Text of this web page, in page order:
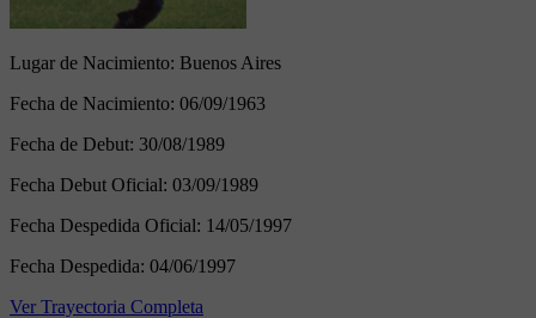
Lugar de Nacimiento: Buenos Aires
Fecha de Nacimiento: 06/09/1963
Fecha de Debut: 30/08/1989
Fecha Debut Oficial: 03/09/1989
Fecha Despedida Oficial: 14/05/1997
Fecha Despedida: 04/06/1997
Ver Trayectoria Completa